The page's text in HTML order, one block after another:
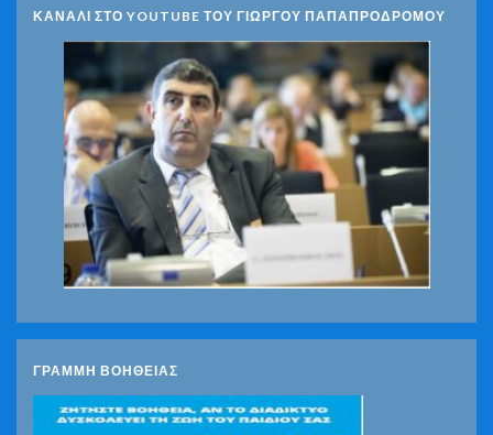
ΚΑΝΑΛΙ ΣΤΟ YOUTUBE ΤΟΥ ΓΙΩΡΓΟΥ ΠΑΠΑΠΡΟΔΡΟΜΟΥ
ΓΡΑΜΜΗ ΒΟΗΘΕΙΑΣ